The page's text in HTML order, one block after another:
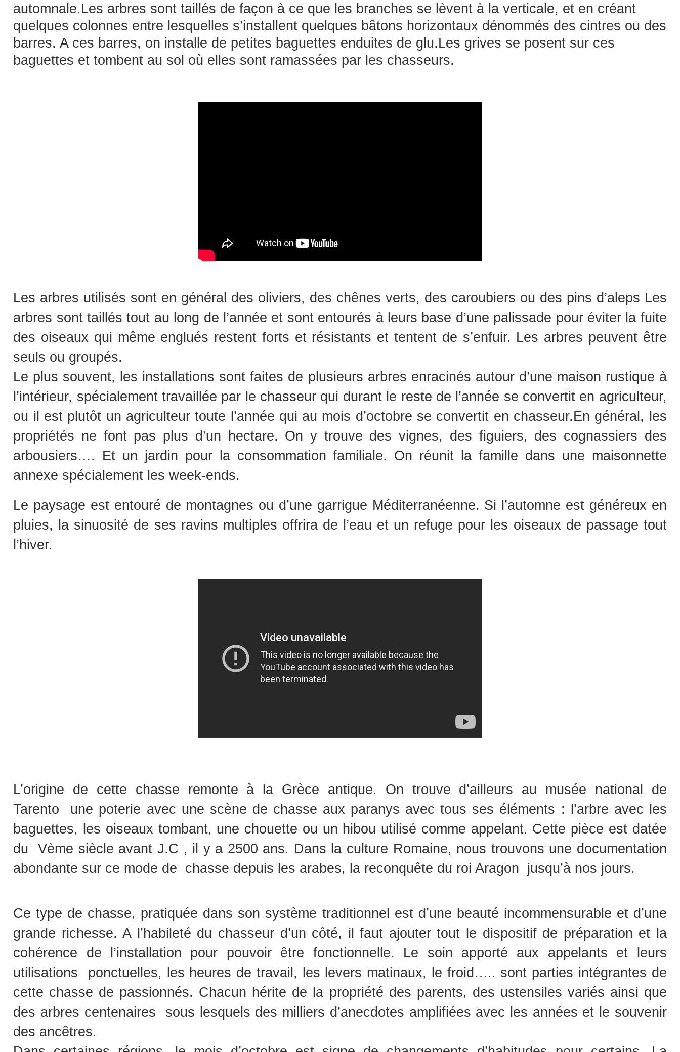
automnale.Les arbres sont taillés de façon à ce que les branches se lèvent à la verticale, et en créant
quelques colonnes entre lesquelles s’installent quelques bâtons horizontaux dénommés des cintres ou des
barres. A ces barres, on installe de petites baguettes enduites de glu.Les grives se posent sur ces
baguettes et tombent au sol où elles sont ramassées par les chasseurs.
Les arbres utilisés sont en général des oliviers, des chênes verts, des caroubiers ou des pins d’aleps Les
arbres sont taillés tout au long de l’année et sont entourés à leurs base d’une palissade pour éviter la fuite
des oiseaux qui même englués restent forts et résistants et tentent de s’enfuir. Les arbres peuvent être
seuls ou groupés.
Le plus souvent, les installations sont faites de plusieurs arbres enracinés autour d’une maison rustique à
l’intérieur, spécialement travaillée par le chasseur qui durant le reste de l’année se convertit en agriculteur,
ou il est plutôt un agriculteur toute l’année qui au mois d’octobre se convertit en chasseur.En général, les
propriétés ne font pas plus d’un hectare. On y trouve des vignes, des figuiers, des cognassiers des
arbousiers…. Et un jardin pour la consommation familiale. On réunit la famille dans une maisonnette
annexe spécialement les week-ends.
Le paysage est entouré de montagnes ou d’une garrigue Méditerranéenne. Si l’automne est généreux en
pluies, la sinuosité de ses ravins multiples offrira de l’eau et un refuge pour les oiseaux de passage tout
l’hiver.
L’origine de cette chasse remonte à la Grèce antique. On trouve d’ailleurs au musée national de
Tarento une poterie avec une scène de chasse aux paranys avec tous ses éléments : l’arbre avec les
baguettes, les oiseaux tombant, une chouette ou un hibou utilisé comme appelant. Cette pièce est datée
du Vème siècle avant J.C , il y a 2500 ans. Dans la culture Romaine, nous trouvons une documentation
abondante sur ce mode de chasse depuis les arabes, la reconquête du roi Aragon jusqu’à nos jours.
Ce type de chasse, pratiquée dans son système traditionnel est d’une beauté incommensurable et d’une
grande richesse. A l’habileté du chasseur d’un côté, il faut ajouter tout le dispositif de préparation et la
cohérence de l’installation pour pouvoir être fonctionnelle. Le soin apporté aux appelants et leurs
utilisations ponctuelles, les heures de travail, les levers matinaux, le froid….. sont parties intégrantes de
cette chasse de passionnés. Chacun hérite de la propriété des parents, des ustensiles variés ainsi que
des arbres centenaires sous lesquels des milliers d’anecdotes amplifiées avec les années et le souvenir
des ancêtres.